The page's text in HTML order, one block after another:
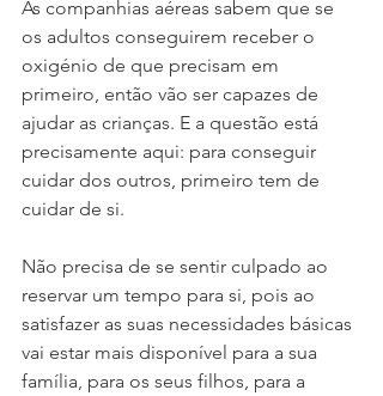
As companhias aéreas sabem que se
os adultos conseguirem receber o
oxigénio de que precisam em
primeiro, então vão ser capazes de
ajudar as crianças. E a questão está
precisamente aqui: para conseguir
cuidar dos outros, primeiro tem de
cuidar de si.
Não precisa de se sentir culpado ao
reservar um tempo para si, pois ao
satisfazer as suas necessidades básicas
vai estar mais disponível para a sua
família, para os seus filhos, para a